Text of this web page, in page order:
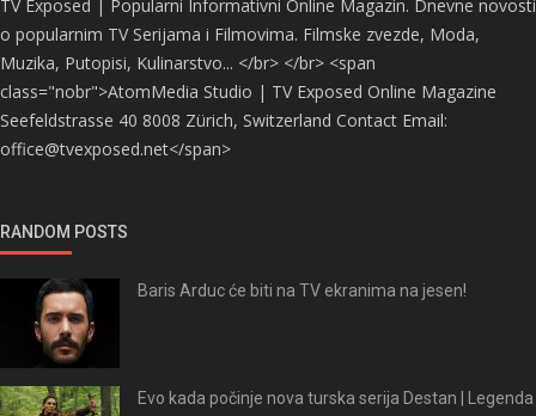
TV Exposed | Popularni Informativni Online Magazin. Dnevne novosti
o popularnim TV Serijama i Filmovima. Filmske zvezde, Moda,
Muzika, Putopisi, Kulinarstvo... </br> </br> <span
class="nobr">AtomMedia Studio | TV Exposed Online Magazine
Seefeldstrasse 40 8008 Zürich, Switzerland Contact Email:
office@tvexposed.net</span>
RANDOM POSTS
Baris Arduc će biti na TV ekranima na jesen!
Evo kada počinje nova turska serija Destan | Legenda